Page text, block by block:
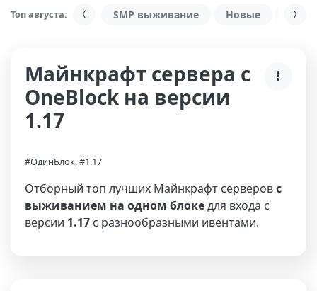
Топ августа: SMP выживание Новые С
Майнкрафт сервера с
OneBlock на версии
1.17
#ОдинБлок, #1.17
Отборный топ лучших Майнкрафт серверовс
выживанием на одном блокедля входа с
версии 1.17 с разнообразными ивентами.